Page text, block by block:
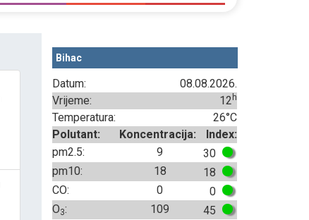
Bihac
Datum:
08.08.2026.
Vrijeme:
12 h
Temperatura:
26°C
Polutant:
Koncentracija:
Index:
pm2.5:
9
30
pm10:
18
18
CO:
0
0
O3: 109
45